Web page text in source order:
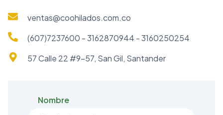
ventas@coohilados.com.co
(607)7237600 - 3162870944 - 3160250254
57 Calle 22 #9-57, San Gil, Santander
Nombre